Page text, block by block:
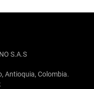
S.A.S
Antioquia, Colombia.